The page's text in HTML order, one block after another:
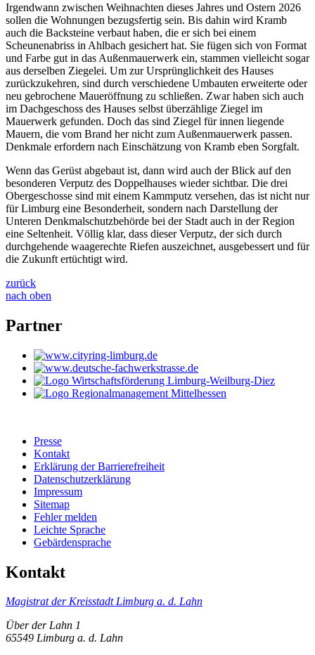
Irgendwann zwischen Weihnachten dieses Jahres und Ostern 2026
sollen die Wohnungen bezugsfertig sein. Bis dahin wird Kramb
auch die Backsteine verbaut haben, die er sich bei einem
Scheunenabriss in Ahlbach gesichert hat. Sie fügen sich von Format
und Farbe gut in das Außenmauerwerk ein, stammen vielleicht sogar
aus derselben Ziegelei. Um zur Ursprünglichkeit des Hauses
zurückzukehren, sind durch verschiedene Umbauten erweiterte oder
neu gebrochene Maueröffnung zu schließen. Zwar haben sich auch
im Dachgeschoss des Hauses selbst überzählige Ziegel im
Mauerwerk gefunden. Doch das sind Ziegel für innen liegende
Mauern, die vom Brand her nicht zum Außenmauerwerk passen.
Denkmale erfordern nach Einschätzung von Kramb eben Sorgfalt.
Wenn das Gerüst abgebaut ist, dann wird auch der Blick auf den
besonderen Verputz des Doppelhauses wieder sichtbar. Die drei
Obergeschosse sind mit einem Kammputz versehen, das ist nicht nur
für Limburg eine Besonderheit, sondern nach Darstellung der
Unteren Denkmalschutzbehörde bei der Stadt auch in der Region
eine Seltenheit. Völlig klar, dass dieser Verputz, der sich durch
durchgehende waagerechte Riefen auszeichnet, ausgebessert und für
die Zukunft ertüchtigt wird.
zurück
nach oben
Partner
Presse
Kontakt
Erklärung der Barrierefreiheit
Datenschutzerklärung
Impressum
Sitemap
Fehler melden
Leichte Sprache
Gebärdensprache
Kontakt
Magistrat der Kreisstadt Limburg a. d. Lahn
Über der Lahn 1
65549 Limburg a. d. Lahn